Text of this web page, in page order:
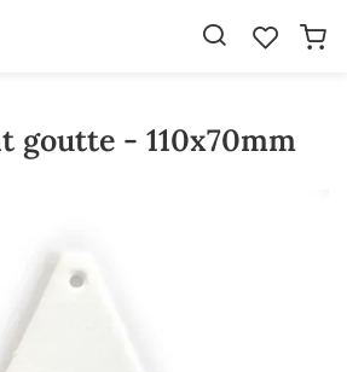
goutte - 110x70mm